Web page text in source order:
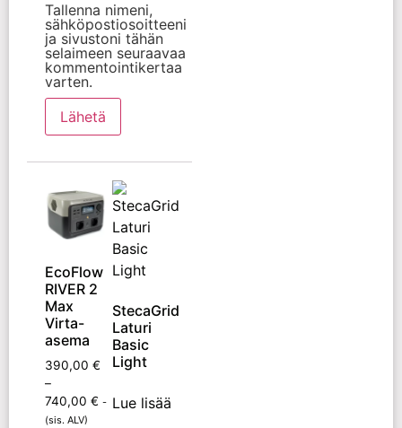
Tallenna nimeni,
sähköpostiosoitteeni
ja sivustoni tähän
selaimeen seuraavaa
kommentointikertaa
varten.
EcoFlow
RIVER 2
Max
Virta-
asema
390,00 €
–
740,00 € -
(sis. ALV)
StecaGrid
Laturi
Basic
Light
Lue lisää